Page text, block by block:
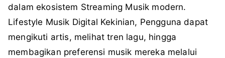
dalam ekosistem Streaming Musik modern.
Lifestyle Musik Digital Kekinian, Pengguna dapat
mengikuti artis, melihat tren lagu, hingga
membagikan preferensi musik mereka melalui